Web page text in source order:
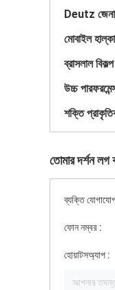
Deutz
মোবাইল
ব্রাসলাল বিকল্প
উচ্চ
শক্তি
তোমার দর্শন লগ
ব্যক্তি
ফোন নম্বর :
হোয়াটসঅ্যাপ :